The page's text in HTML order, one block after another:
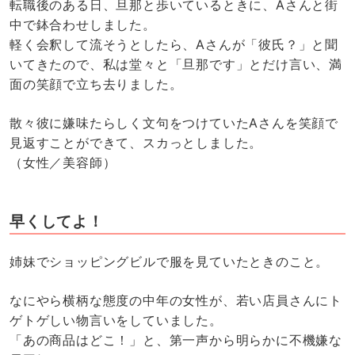
転職後のある日、旦那と歩いているときに、Aさんと街
中で鉢合わせしました。
軽く会釈して流そうとしたら、Aさんが「彼氏？」と聞
いてきたので、私は堂々と「旦那です」とだけ言い、満
面の笑顔で立ち去りました。
散々彼に嫌味たらしく文句をつけていたAさんを笑顔で
見返すことができて、スカっとしました。
（女性／美容師）
早くしてよ！
姉妹でショッピングビルで服を見ていたときのこと。
なにやら横柄な態度の中年の女性が、若い店員さんにト
ゲトゲしい物言いをしていました。
「あの商品はどこ！」と、第一声から明らかに不機嫌な